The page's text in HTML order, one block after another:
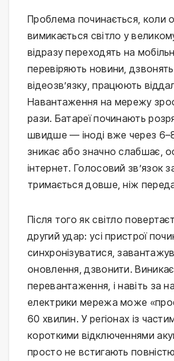
Проблема починається, коли
вимикається світло у
відразу переходять на
перевіряють новини,
відеозв’язку, працюють
Навантаження на мережу
рази. Батареї починають
швидше — іноді вже через
зникає або значно слабшає,
інтернет. Голосовий зв’язок
тримається довше, ніж
Після того як світло
другий удар: усі пристрої
синхронізуватися,
оновлення, дзвонити.
перевантаження, і навіть за
електрики мережа може
60 хвилин. У регіонах із
короткими відключеннями
просто не встигають